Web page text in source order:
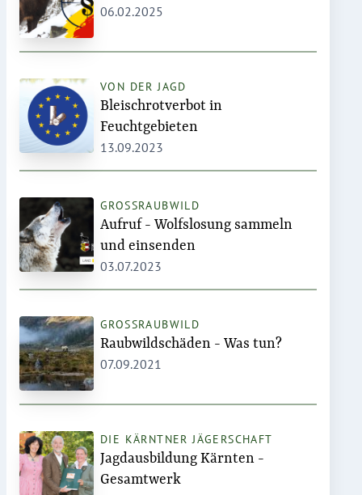
06.02.2025
VON DER JAGD
Bleischrotverbot in
Feuchtgebieten
13.09.2023
GROSSRAUBWILD
Aufruf - Wolfslosung sammeln
und einsenden
03.07.2023
GROSSRAUBWILD
Raubwildschäden - Was tun?
07.09.2021
DIE KÄRNTNER JÄGERSCHAFT
Jagdausbildung Kärnten -
Gesamtwerk